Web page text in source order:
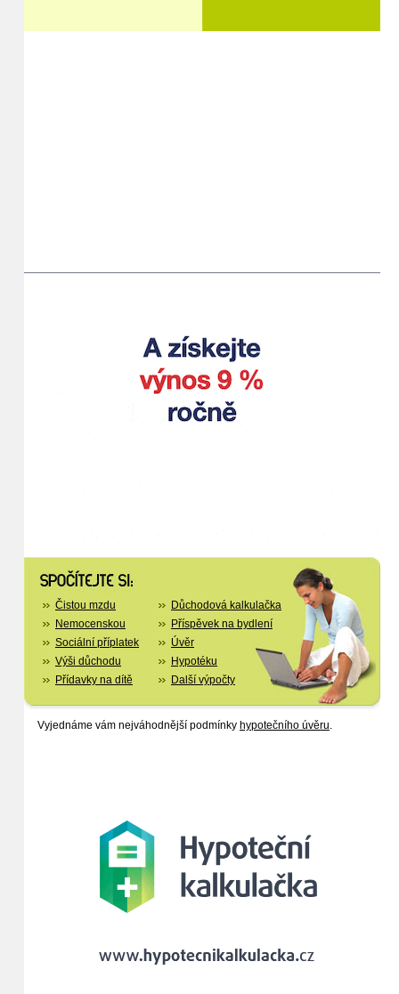
Čistou mzdu
Nemocenskou
Sociální příplatek
Výši důchodu
Přídavky na dítě
Důchodová kalkulačka
Příspěvek na bydlení
Úvěr
Hypotéku
Další výpočty
Vyjednáme vám nejváhodnější podmínky hypotečního úvěru.